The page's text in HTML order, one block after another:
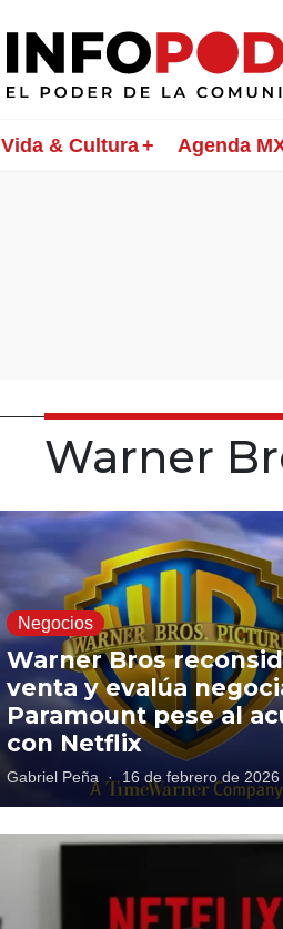
Vida & Cultura Agenda
Warner
Negocios
Warner Bros
venta y evalúa
Paramount pese al
con Netflix
Gabriel Peña · 16 de febrero de 2026